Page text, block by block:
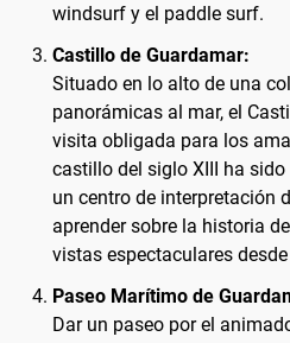
windsurf y el paddle surf.
Castillo de Guardamar:
Situado en lo alto de una
panorámicas al mar, el
visita obligada para los
castillo del siglo XIII ha
un centro de interpretación
aprender sobre la historia
vistas espectaculares
Paseo Marítimo de
Dar un paseo por el